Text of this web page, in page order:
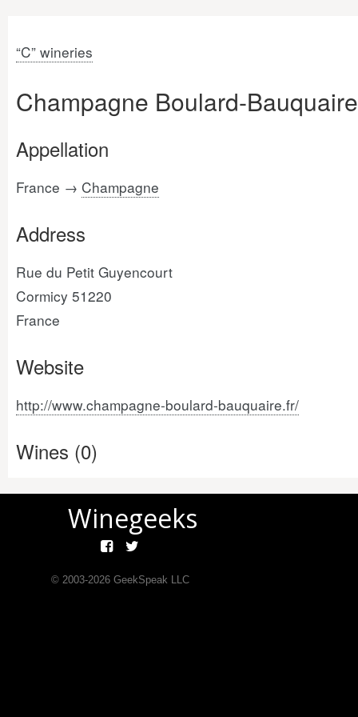
“C” wineries
Champagne Boulard-Bauquaire
Appellation
France → Champagne
Address
Rue du Petit Guyencourt
Cormicy 51220
France
Website
http://www.champagne-boulard-bauquaire.fr/
Wines (0)
Winegeeks
© 2003-2026GeekSpeak LLC